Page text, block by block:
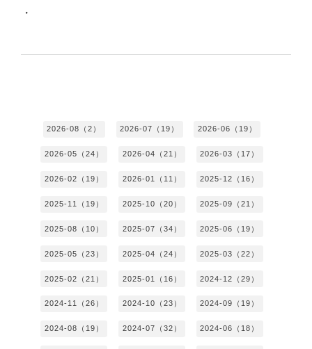
・
2026-08（2） 2026-07（19） 2026-06（19）
2026-05（24） 2026-04（21） 2026-03（17）
2026-02（19） 2026-01（11） 2025-12（16）
2025-11（19） 2025-10（20） 2025-09（21）
2025-08（10） 2025-07（34） 2025-06（19）
2025-05（23） 2025-04（24） 2025-03（22）
2025-02（21） 2025-01（16） 2024-12（29）
2024-11（26） 2024-10（23） 2024-09（19）
2024-08（19） 2024-07（32） 2024-06（18）